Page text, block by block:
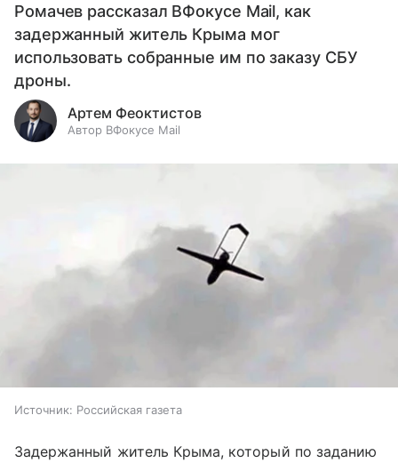
Ромачев рассказал ВФокусе Mail, как
задержанный житель Крыма мог
использовать собранные им по заказу СБУ
дроны.
Артем Феоктистов
Автор ВФокусе Mail
Источник: Российская газета
Задержанный житель Крыма, который по заданию